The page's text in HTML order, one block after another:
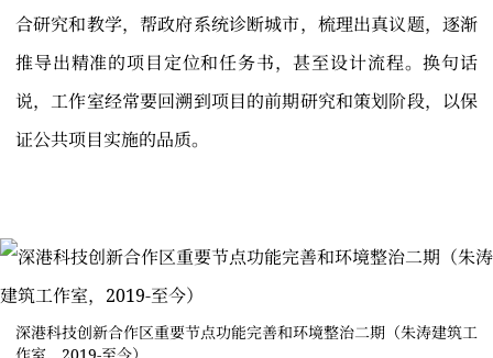
合研究和教学，帮政府系统诊断城市，梳理出真议题，逐渐
推导出精准的项目定位和任务书，甚至设计流程。换句话
说，工作室经常要回溯到项目的前期研究和策划阶段，以保
证公共项目实施的品质。
深港科技创新合作区重要节点功能完善和环境整治二期（朱涛建筑工